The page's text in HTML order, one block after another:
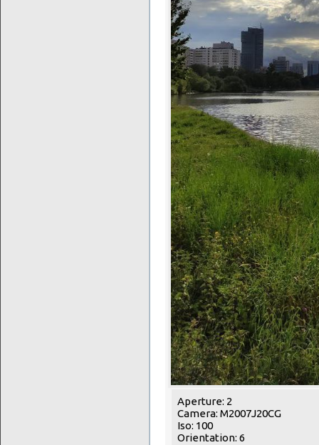
Aperture: 2
Camera: M2007J20CG
Iso: 100
Orientation: 6